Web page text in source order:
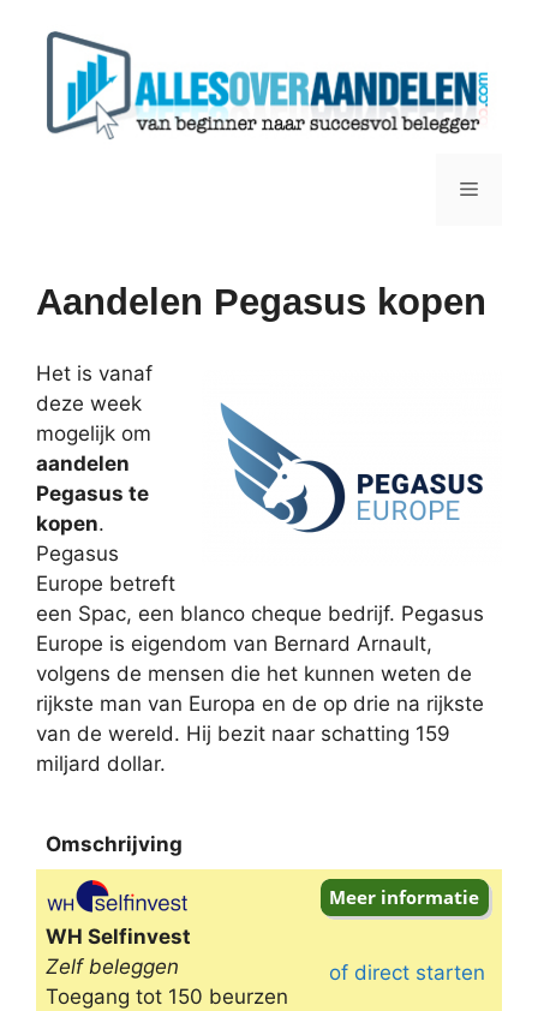
Menu
Aandelen Pegasus kopen
Het is vanaf
deze week
mogelijk om
aandelen
Pegasus te
kopen.
Pegasus
Europe betreft
een Spac, een blanco cheque bedrijf. Pegasus
Europe is eigendom van Bernard Arnault,
volgens de mensen die het kunnen weten de
rijkste man van Europa en de op drie na rijkste
van de wereld. Hij bezit naar schatting 159
miljard dollar.
Omschrijving
Omschrijving
WH Selfinvest
Zelf beleggen
Toegang tot 150 beurzen
of direct starten